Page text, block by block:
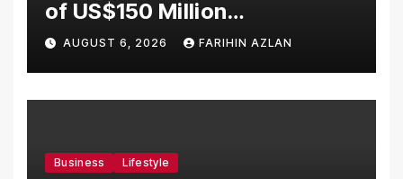
of US$150 Million
Manufacturing Facility in
Malaysia
AUGUST 6, 2026 FARIHIN AZLAN
Business Lifestyle